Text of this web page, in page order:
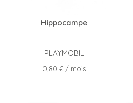
Hippocampe
PLAYMOBIL
Prix
0,80 € / mois